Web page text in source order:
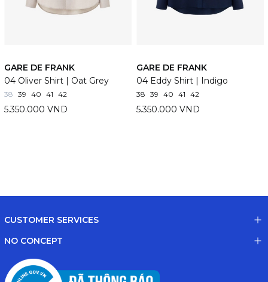
GARE DE FRANK
04 Oliver Shirt | Oat Grey
38 39 40 41 42
5.350.000 VND
GARE DE FRANK
04 Eddy Shirt | Indigo
38 39 40 41 42
5.350.000 VND
CUSTOMER SERVICES
NO CONCEPT